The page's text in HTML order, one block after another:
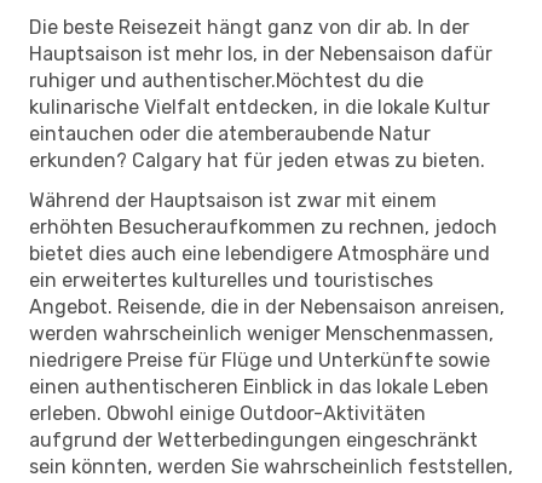
Die beste Reisezeit hängt ganz von dir ab. In der
Hauptsaison ist mehr los, in der Nebensaison dafür
ruhiger und authentischer.Möchtest du die
kulinarische Vielfalt entdecken, in die lokale Kultur
eintauchen oder die atemberaubende Natur
erkunden? Calgary hat für jeden etwas zu bieten.
Während der Hauptsaison ist zwar mit einem
erhöhten Besucheraufkommen zu rechnen, jedoch
bietet dies auch eine lebendigere Atmosphäre und
ein erweitertes kulturelles und touristisches
Angebot. Reisende, die in der Nebensaison anreisen,
werden wahrscheinlich weniger Menschenmassen,
niedrigere Preise für Flüge und Unterkünfte sowie
einen authentischeren Einblick in das lokale Leben
erleben. Obwohl einige Outdoor-Aktivitäten
aufgrund der Wetterbedingungen eingeschränkt
sein könnten, werden Sie wahrscheinlich feststellen,